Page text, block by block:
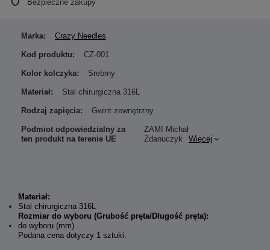
Bezpieczne zakupy
Materiał:
Stal chirurgiczna 316L
Rozmiar do wyboru (Grubość pręta/Długość pręta):
do wyboru (mm)
Podana cena dotyczy 1 sztuki.
Marka: Crazy Needles
Kod produktu: CZ-001
Kolor kolczyka: Srebrny
Materiał: Stal chirurgiczna 316L
Rodzaj zapięcia: Gwint zewnętrzny
Podmiot odpowiedzialny za
ten produkt na terenie UE
ZAMI Michał
Zdanuczyk
Więcej